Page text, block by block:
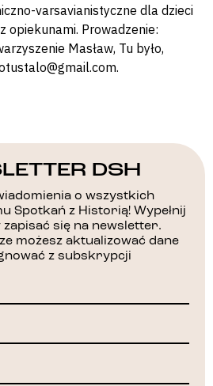
varsavianistyczne dla dzieci
opiekunami. Prowadzenie:
Masław, Tu było,
DSH
o wszystkich
Spotkań z Historią! Wypełnij
się na newsletter.
możesz aktualizować dane
z subskrypcji